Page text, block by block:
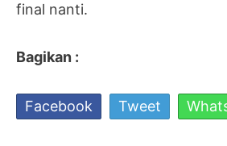
final nanti.
Bagikan :
Facebook Tweet